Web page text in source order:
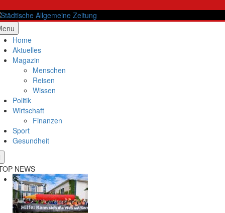
to
content Allgemeine Zeitung
Home
Aktuelles
Magazin
Menschen
Reisen
Wissen
Politik
Wirtschaft
Finanzen
Sport
Gesundheit
NEWS